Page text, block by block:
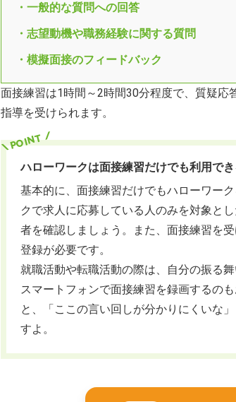
・一般的な質問への回答
・志望動機や職務経験に関する質問
・模擬面接のフィードバック
面接練習は1時間～2時間30分程度で、質疑応
指導を受けられます。
ハローワークは面接練習だけでも利用でき
基本的に、面接練習だけでもハローワー
クで求人に応募している人のみを対象と
者を確認しましょう。また、面接練習を
登録が必要です。
就職活動や転職活動の際は、自分の振る
スマートフォンで面接練習を録画するの
と、「ここの言い回しが分かりにくいな
すよ。